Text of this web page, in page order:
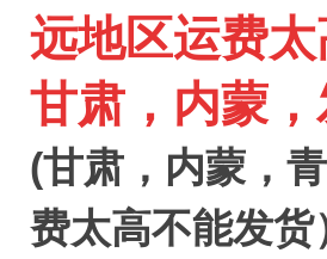
远地区运费
甘肃，内蒙
(甘肃，内蒙，
费太高不能发货